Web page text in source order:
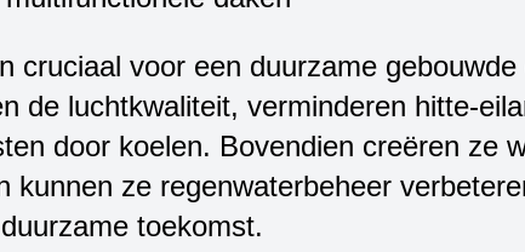
cruciaal voor een duurzame
de luchtkwaliteit, verminderen hitte-
door koelen. Bovendien creëren ze
ze regenwaterbeheer
toekomst.